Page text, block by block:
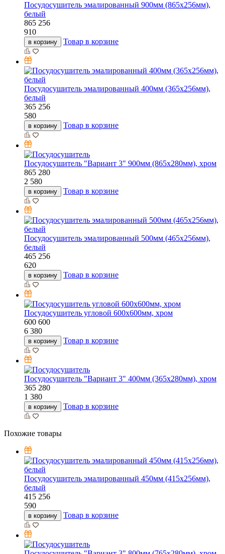
Посудосушитель эмалированный 900мм (865х256мм),
белый
865 256
910
в корзину Товар в корзине
Посудосушитель эмалированный 400мм (365х256мм),
белый
365 256
580
в корзину Товар в корзине
Посудосушитель "Вариант 3" 900мм (865х280мм), хром
865 280
2 580
в корзину Товар в корзине
Посудосушитель эмалированный 500мм (465х256мм),
белый
465 256
620
в корзину Товар в корзине
Посудосушитель угловой 600х600мм, хром
600 600
6 380
в корзину Товар в корзине
Посудосушитель "Вариант 3" 400мм (365х280мм), хром
365 280
1 380
в корзину Товар в корзине
Похожие товары
Посудосушитель эмалированный 450мм (415х256мм),
белый
415 256
590
в корзину Товар в корзине